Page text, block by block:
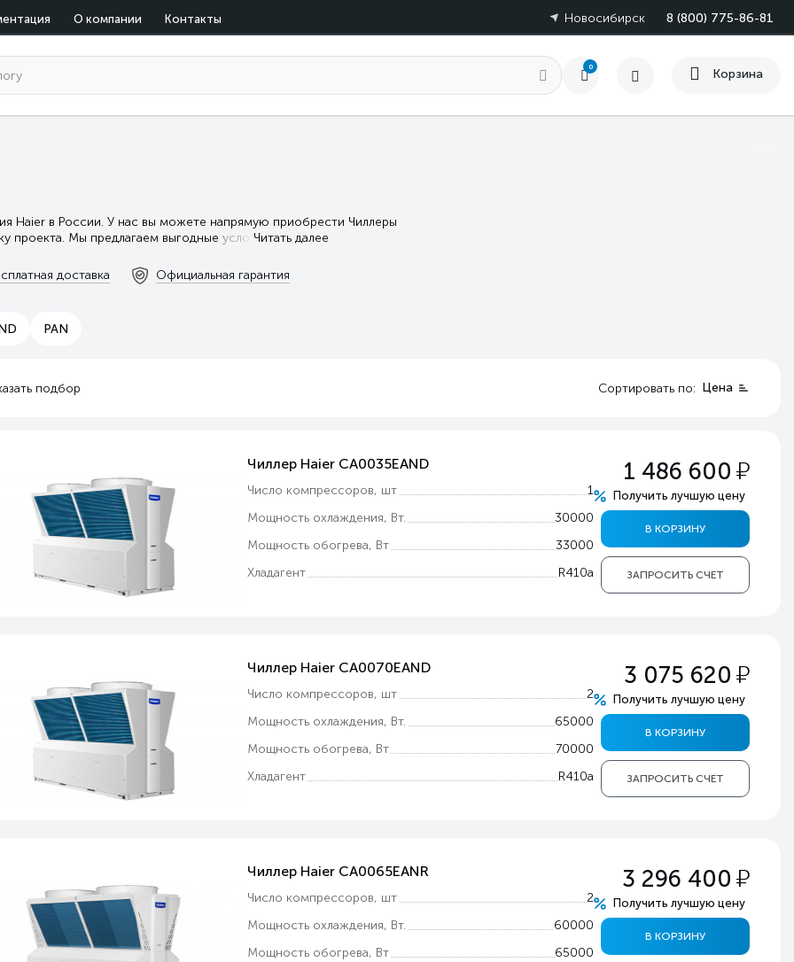
О компании Контакты 8 (800) 775-86-81
Новосибирск
0
Корзина
Haier в России. У нас вы можете напрямую приобрести Чиллеры
проекта. Мы предлагаем выгодные усло Читать далее
доставка Официальная гарантия
PAN
Сортировать по: Цена
подбор
Чиллер Haier CA0035EAND
Число компрессоров, шт
1
Мощность охлаждения, Вт.
30000
Мощность обогрева, Вт
33000
Хладагент
R410a
1 486 600 у
Получить лучшую цену
ЗАПРОСИТЬ СЧЕТ
В КОРЗИНУ
Чиллер Haier CA0070EAND
Число компрессоров, шт
2
Мощность охлаждения, Вт.
65000
Мощность обогрева, Вт
70000
Хладагент
R410a
3 075 620 у
Получить лучшую цену
ЗАПРОСИТЬ СЧЕТ
В КОРЗИНУ
Чиллер Haier CA0065EANR
Число компрессоров, шт
2
Мощность охлаждения, Вт.
60000
Мощность обогрева, Вт
65000
3 296 400 у
Получить лучшую цену
В КОРЗИНУ